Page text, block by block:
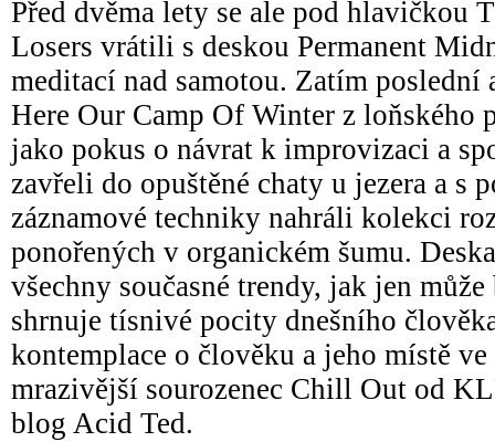
Před dvěma lety se ale pod hlavičkou
Losers vrátili s deskou Permanent
meditací nad samotou. Zatím poslední
Here Our Camp Of Winter z loňského
jako pokus o návrat k improvizaci a
zavřeli do opuštěné chaty u jezera a s
záznamové techniky nahráli kolekci
ponořených v organickém šumu.
všechny současné trendy, jak jen
shrnuje tísnivé pocity dnešního
kontemplace o člověku a jeho místě
mrazivější sourozenec Chill Out od
blog Acid Ted.